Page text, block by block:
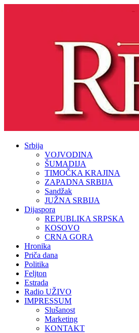
Srbija
VOJVODINA
ŠUMADIJA
TIMOČKA KRAJINA
ZAPADNA SRBIJA
Sandžak
JUŽNA SRBIJA
Dijaspora
REPUBLIKA SRPSKA
KOSOVO
CRNA GORA
Hronika
Priča dana
Politika
Feljton
Estrada
Radio UŽIVO
IMPRESSUM
Slušanost
Marketing
KONTAKT